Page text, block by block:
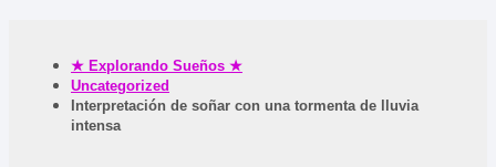
★ Explorando Sueños ★
Uncategorized
Interpretación de soñar con una tormenta de lluvia
intensa